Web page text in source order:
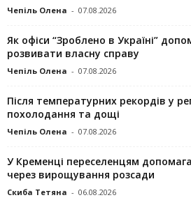
Чепіль Олена - 07.08.2026
Як офіси “Зроблено в Україні”
розвивати власну справу
Чепіль Олена - 07.08.2026
Після температурних рекордів у
похолодання та дощі
Чепіль Олена - 07.08.2026
У Кременці переселенцям
через вирощування розсади
Скиба Тетяна - 06.08.2026